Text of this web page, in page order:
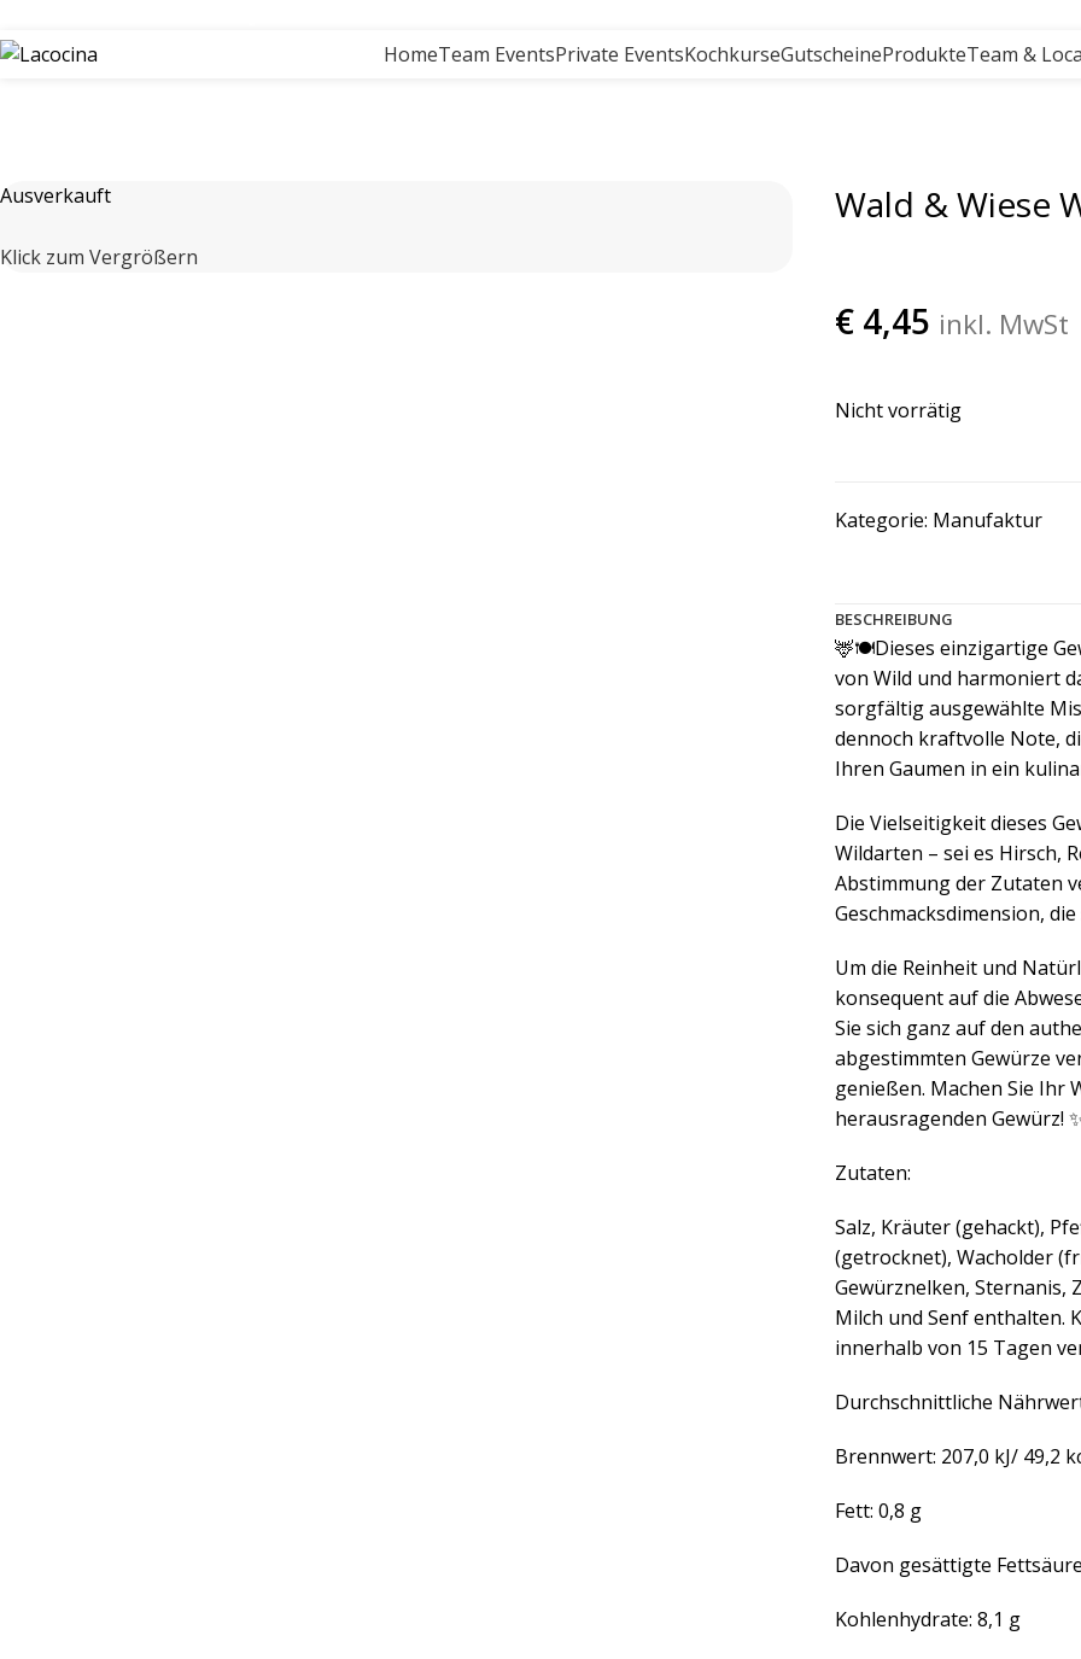
HomeTeam EventsPrivate EventsKochkurseGutscheineProdukteTeam &
Ausverkauft
Klick zum Vergrößern
Wald & Wiese
€ 4,45 inkl. MwSt
Nicht vorrätig
Kategorie: Manufaktur
BESCHREIBUNG
🦌🍽️Dieses einzigartige
von Wild und harmoniert
sorgfältig ausgewählte
dennoch kraftvolle Note,
Ihren Gaumen in ein
Die Vielseitigkeit dieses
Wildarten – sei es Hirsch,
Abstimmung der Zutaten
Geschmacksdimension,
Um die Reinheit und
konsequent auf die
Sie sich ganz auf den
abgestimmten Gewürze
genießen. Machen Sie Ihr
herausragenden Gewürz!
Zutaten:
Salz, Kräuter (gehackt),
(getrocknet), Wacholder
Gewürznelken, Sternanis,
Milch und Senf enthalten.
innerhalb von 15 Tagen
Durchschnittliche
Brennwert: 207,0 kJ/ 49,2
Fett: 0,8 g
Davon gesättigte
Kohlenhydrate: 8,1 g